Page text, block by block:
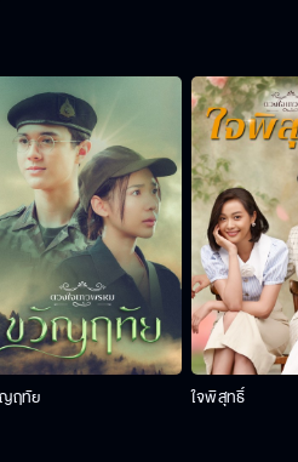
ฤทัย ใจพิสุทธิ์